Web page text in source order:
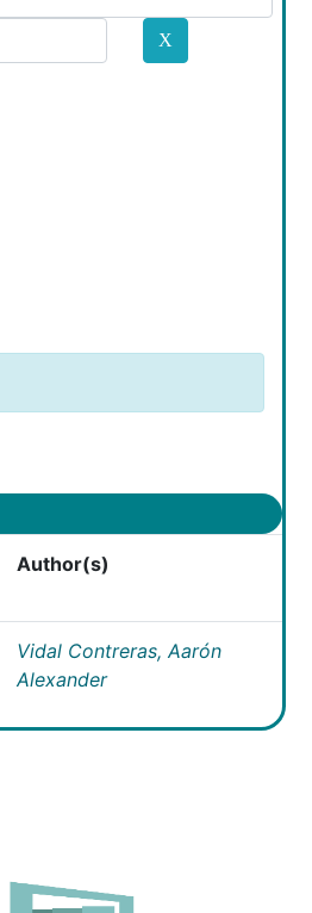
Author(s)
Vidal Contreras, Aarón
Alexander